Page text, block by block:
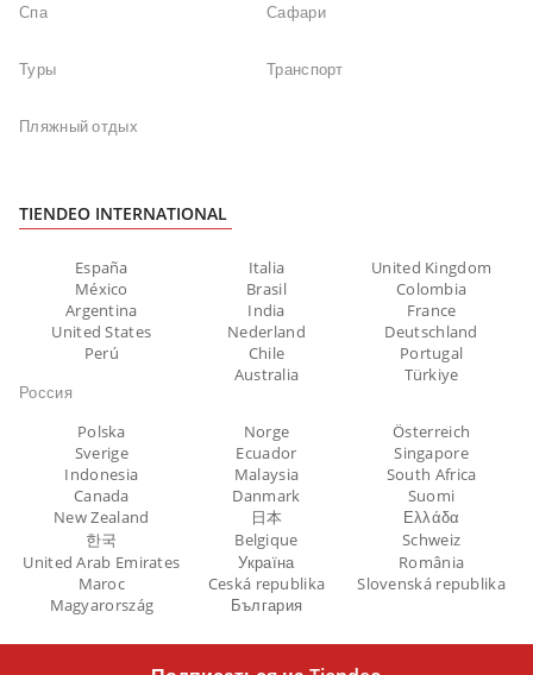
Спа Сафари
Туры Транспорт
Пляжный отдых
TIENDEO INTERNATIONAL
España Italia
United Kingdom
México
Brasil
Colombia
Argentina
India
France
United States
Nederland
Deutschland
Perú
Chile
Portugal
Россия
Australia Türkiye
Polska Norge
Österreich
Sverige
Ecuador
Singapore
Indonesia
Malaysia
South Africa
Canada
Danmark
Suomi
New Zealand
日本
Ελλάδα
한국
Belgique
Schweiz
United Arab Emirates
Україна
România
Maroc
Ceská republika
Slovenská republika
Magyarország
България